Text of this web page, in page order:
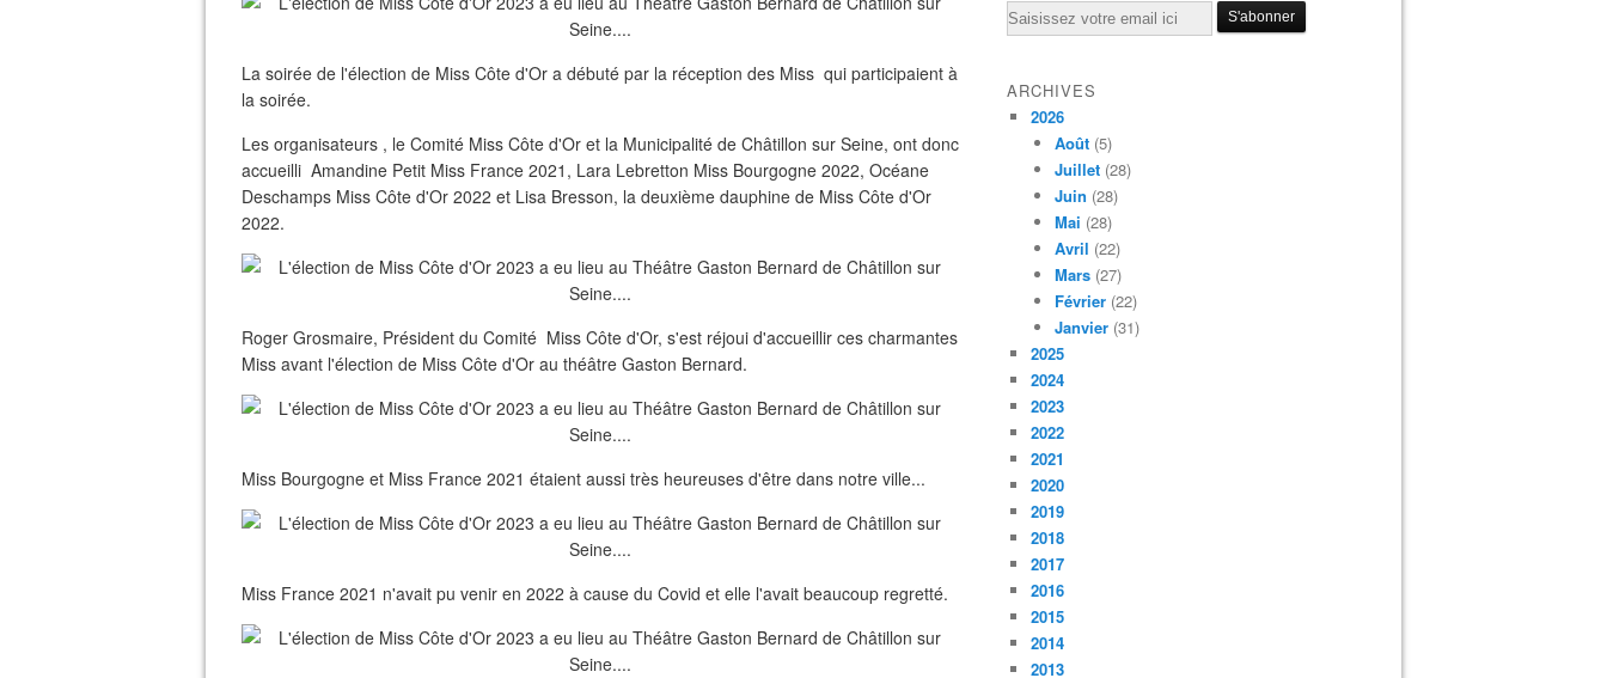
La soirée de l'élection de Miss Côte d'Or a débuté par la réception des Miss qui participaient à
la soirée.
Les organisateurs , le Comité Miss Côte d'Or et la Municipalité de Châtillon sur Seine, ont donc
accueilli Amandine Petit Miss France 2021, Lara Lebretton Miss Bourgogne 2022, Océane
Deschamps Miss Côte d'Or 2022 et Lisa Bresson, la deuxième dauphine de Miss Côte d'Or
2022.
Roger Grosmaire, Président du Comité Miss Côte d'Or, s'est réjoui d'accueillir ces charmantes
Miss avant l'élection de Miss Côte d'Or au théâtre Gaston Bernard.
Miss Bourgogne et Miss France 2021 étaient aussi très heureuses d'être dans notre ville...
Miss France 2021 n'avait pu venir en 2022 à cause du Covid et elle l'avait beaucoup regretté.
Email
ARCHIVES
2026
Août (5)
Juillet (28)
Juin (28)
Mai (28)
Avril (22)
Mars (27)
Février (22)
Janvier (31)
2025
2024
2023
2022
2021
2020
2019
2018
2017
2016
2015
2014
2013